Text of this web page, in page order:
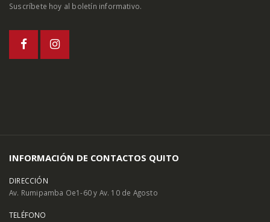
Suscríbete hoy al boletín informativo.
INFORMACIÓN DE CONTACTOS QUITO
DIRECCIÓN
Av. Rumipamba Oe1-60 y Av. 10 de Agosto
TELÉFONO